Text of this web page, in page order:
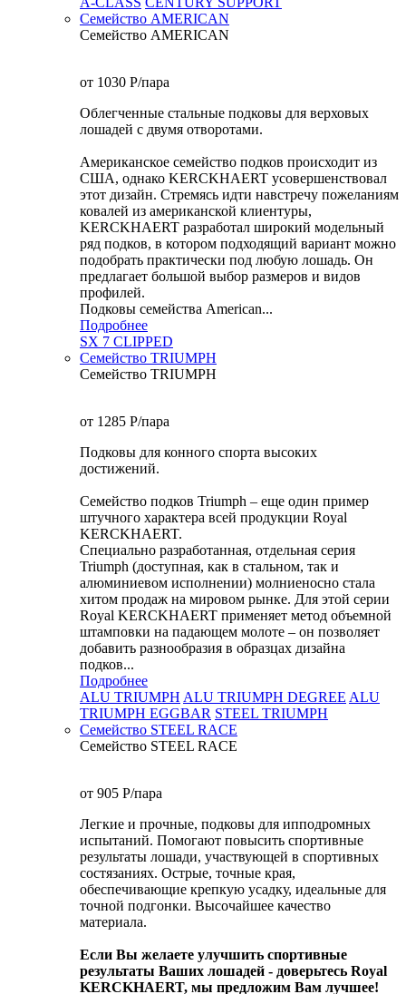
Семейство AMERICAN
Семейство AMERICAN
от 1030 P/пара
Облегченные стальные подковы для верховых
лошадей с двумя отворотами.
Американское семейство подков происходит из
США, однако KERCKHAERT усовершенствовал
этот дизайн. Стремясь идти навстречу пожеланиям
ковалей из американской клиентуры,
KERCKHAERT разработал широкий модельный
ряд подков, в котором подходящий вариант можно
подобрать практически под любую лошадь. Он
предлагает большой выбор размеров и видов
профилей.
Подковы семейства American...
Подробнее
SX 7 CLIPPED
Семейство TRIUMPH
Семейство TRIUMPH
от 1285 P/пара
Подковы для конного спорта высоких
достижений.
Семейство подков Triumph – еще один пример
штучного характера всей продукции Royal
KERCKHAERT.
Специально разработанная, отдельная серия
Triumph (доступная, как в стальном, так и
алюминиевом исполнении) молниеносно стала
хитом продаж на мировом рынке. Для этой серии
Royal KERCKHAERT применяет метод объемной
штамповки на падающем молоте – он позволяет
добавить разнообразия в образцах дизайна
подков...
Подробнее
ALU TRIUMPH ALU TRIUMPH DEGREE ALU
TRIUMPH EGGBAR STEEL TRIUMPH
Семейство STEEL RACE
Семейство STEEL RACE
от 905 P/пара
Легкие и прочные, подковы для ипподромных
испытаний. Помогают повысить спортивные
результаты лошади, участвующей в спортивных
состязаниях. Острые, точные края,
обеспечивающие крепкую усадку, идеальные для
точной подгонки. Высочайшее качество
материала.
Если Вы желаете улучшить спортивные
результаты Ваших лошадей - доверьтесь Royal
KERCKHAERT, мы предложим Вам лучшее!